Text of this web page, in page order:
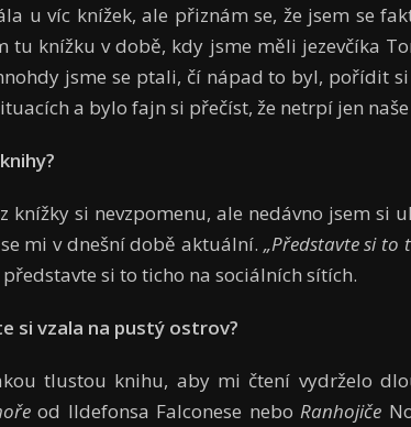
u víc knížek, ale přiznám se, že jsem se
tu knížku v době, kdy jsme měli jezevčíka
jsme se ptali, čí nápad to byl, pořídit
a bylo fajn si přečíst, že netrpí jen
knížky si nevzpomenu, ale nedávno jsem si
mi v dnešní době aktuální. „Představte si to
představte si to ticho na sociálních sítích.
si vzala na pustý ostrov?
tlustou knihu, aby mi čtení vydrželo
od Ildefonsa Falconese nebo Ranhojiče